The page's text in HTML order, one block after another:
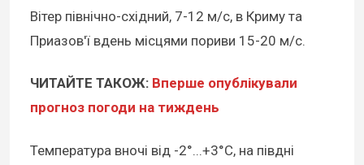
Вітер північно-східний, 7-12 м/с, в Криму та
Приазов'ї вдень місцями пориви 15-20 м/с.
ЧИТАЙТЕ ТАКОЖ: Вперше опублікували
прогноз погоди на тиждень
Температура вночі від -2°...+3°С, на півдні